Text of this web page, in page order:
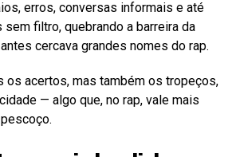
erros, conversas informais e até
filtro, quebrando a barreira da
cercava grandes nomes do rap.
os acertos, mas também os tropeços,
— algo que, no rap, vale mais